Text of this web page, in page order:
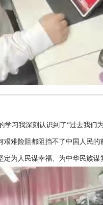
习我深刻认识到了“过去我们
难险阻都阻挡不了中国人民
为人民谋幸福、为中华民族谋